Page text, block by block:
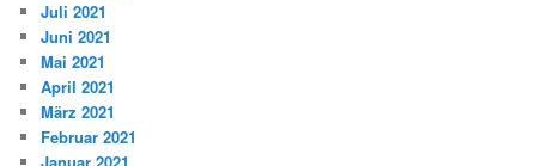
Juli 2021
Juni 2021
Mai 2021
April 2021
März 2021
Februar 2021